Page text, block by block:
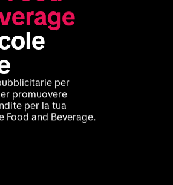
per
promuovere
per la tua
Food and Beverage.